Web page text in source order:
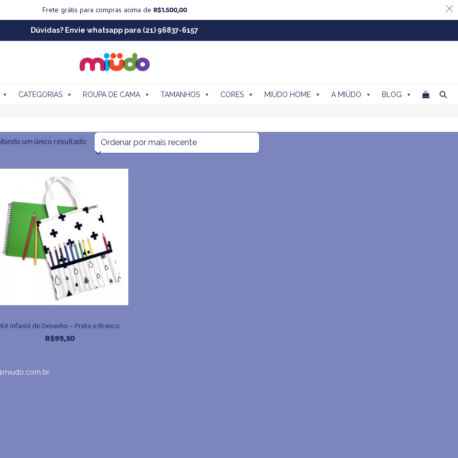
Frete grátis para compras acima de R$1.500,00
Dúvidas? Envie whatsapp para (21) 96837-6157
CATEGORIAS ROUPA DE CAMA TAMANHOS CORES MIÜDO HOME A MIÜDO
BLOG
um único resultado
Kit Infantil de Desenho – Preto e Branco
R$99,30